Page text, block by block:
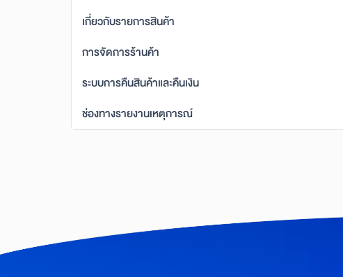
เกี่ยวกับรายการสินค้า
การจัดการร้านค้า
ระบบการคืนสินค้าและคืนเงิน
ช่องทางรายงานเหตุการณ์